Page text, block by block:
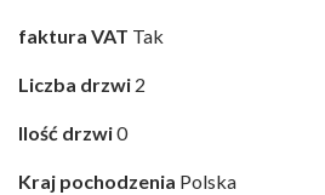
faktura VAT Tak
Liczba drzwi 2
Ilość drzwi0
Kraj pochodzenia Polska